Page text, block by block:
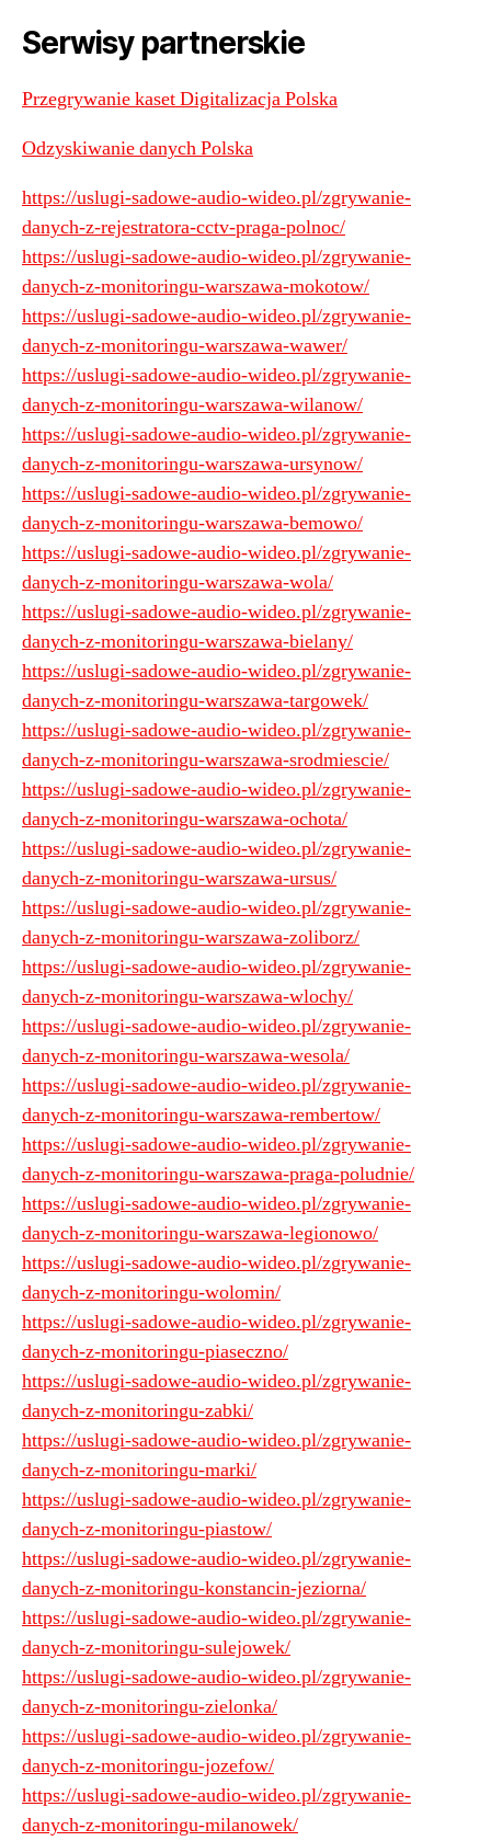
Serwisy partnerskie
Przegrywanie kaset Digitalizacja Polska
Odzyskiwanie danych Polska
https://uslugi-sadowe-audio-wideo.pl/zgrywanie-
danych-z-rejestratora-cctv-praga-polnoc/
https://uslugi-sadowe-audio-wideo.pl/zgrywanie-
danych-z-monitoringu-warszawa-mokotow/
https://uslugi-sadowe-audio-wideo.pl/zgrywanie-
danych-z-monitoringu-warszawa-wawer/
https://uslugi-sadowe-audio-wideo.pl/zgrywanie-
danych-z-monitoringu-warszawa-wilanow/
https://uslugi-sadowe-audio-wideo.pl/zgrywanie-
danych-z-monitoringu-warszawa-ursynow/
https://uslugi-sadowe-audio-wideo.pl/zgrywanie-
danych-z-monitoringu-warszawa-bemowo/
https://uslugi-sadowe-audio-wideo.pl/zgrywanie-
danych-z-monitoringu-warszawa-wola/
https://uslugi-sadowe-audio-wideo.pl/zgrywanie-
danych-z-monitoringu-warszawa-bielany/
https://uslugi-sadowe-audio-wideo.pl/zgrywanie-
danych-z-monitoringu-warszawa-targowek/
https://uslugi-sadowe-audio-wideo.pl/zgrywanie-
danych-z-monitoringu-warszawa-srodmiescie/
https://uslugi-sadowe-audio-wideo.pl/zgrywanie-
danych-z-monitoringu-warszawa-ochota/
https://uslugi-sadowe-audio-wideo.pl/zgrywanie-
danych-z-monitoringu-warszawa-ursus/
https://uslugi-sadowe-audio-wideo.pl/zgrywanie-
danych-z-monitoringu-warszawa-zoliborz/
https://uslugi-sadowe-audio-wideo.pl/zgrywanie-
danych-z-monitoringu-warszawa-wlochy/
https://uslugi-sadowe-audio-wideo.pl/zgrywanie-
danych-z-monitoringu-warszawa-wesola/
https://uslugi-sadowe-audio-wideo.pl/zgrywanie-
danych-z-monitoringu-warszawa-rembertow/
https://uslugi-sadowe-audio-wideo.pl/zgrywanie-
danych-z-monitoringu-warszawa-praga-poludnie/
https://uslugi-sadowe-audio-wideo.pl/zgrywanie-
danych-z-monitoringu-warszawa-legionowo/
https://uslugi-sadowe-audio-wideo.pl/zgrywanie-
danych-z-monitoringu-wolomin/
https://uslugi-sadowe-audio-wideo.pl/zgrywanie-
danych-z-monitoringu-piaseczno/
https://uslugi-sadowe-audio-wideo.pl/zgrywanie-
danych-z-monitoringu-zabki/
https://uslugi-sadowe-audio-wideo.pl/zgrywanie-
danych-z-monitoringu-marki/
https://uslugi-sadowe-audio-wideo.pl/zgrywanie-
danych-z-monitoringu-piastow/
https://uslugi-sadowe-audio-wideo.pl/zgrywanie-
danych-z-monitoringu-konstancin-jeziorna/
https://uslugi-sadowe-audio-wideo.pl/zgrywanie-
danych-z-monitoringu-sulejowek/
https://uslugi-sadowe-audio-wideo.pl/zgrywanie-
danych-z-monitoringu-zielonka/
https://uslugi-sadowe-audio-wideo.pl/zgrywanie-
danych-z-monitoringu-jozefow/
https://uslugi-sadowe-audio-wideo.pl/zgrywanie-
danych-z-monitoringu-milanowek/